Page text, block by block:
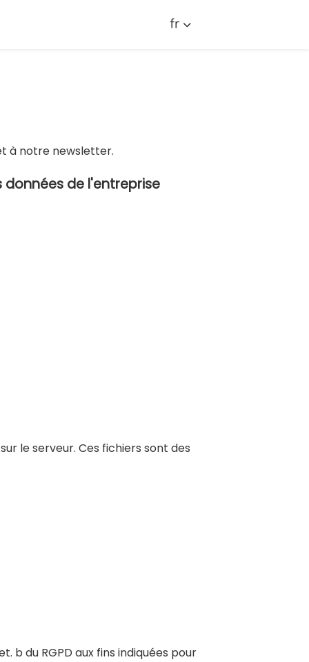
fr
à notre newsletter.
de l'entreprise
le serveur. Ces fichiers sont des
b du RGPD aux fins indiquées pour